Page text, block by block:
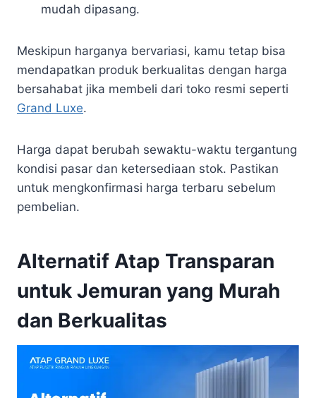
mudah dipasang.
Meskipun harganya bervariasi, kamu tetap bisa
mendapatkan produk berkualitas dengan harga
bersahabat jika membeli dari toko resmi seperti
Grand Luxe.
Harga dapat berubah sewaktu-waktu tergantung
kondisi pasar dan ketersediaan stok. Pastikan
untuk mengkonfirmasi harga terbaru sebelum
pembelian.
Alternatif Atap Transparan
untuk Jemuran yang Murah
dan Berkualitas